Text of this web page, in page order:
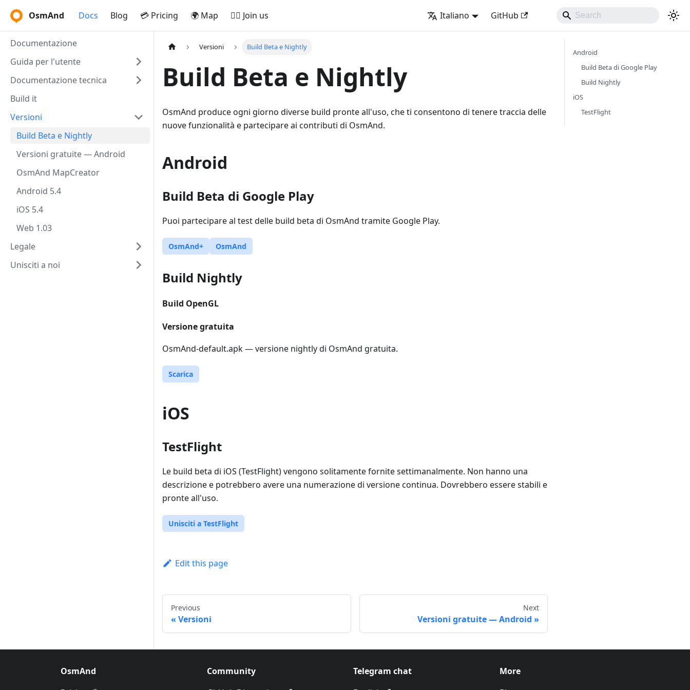
OsmAnd Docs Blog 💳 Pricing 🌍 Map 🚵‍♂️ Join us Italiano GitHub
Documentazione
Guida per l'utente
Documentazione tecnica
Build it
Versioni
Build Beta e Nightly
Versioni gratuite — Android
OsmAnd MapCreator
Android 5.4
iOS 5.4
Web 1.03
Legale
Unisciti a noi
Versioni Build Beta e Nightly
Build Beta e Nightly
OsmAnd produce ogni giorno diverse build pronte all'uso, che ti consentono di tenere traccia delle
nuove funzionalità e partecipare ai contributi di OsmAnd.
Android
Build Beta di Google Play
Puoi partecipare al test delle build beta di OsmAnd tramite Google Play.
OsmAnd+ OsmAnd
Build Nightly
Build OpenGL
Versione gratuita
OsmAnd-default.apk — versione nightly di OsmAnd gratuita.
Scarica
iOS
TestFlight
Le build beta di iOS (TestFlight) vengono solitamente fornite settimanalmente. Non hanno una
descrizione e potrebbero avere una numerazione di versione continua. Dovrebbero essere stabili e
pronte all'uso.
Unisciti a TestFlight
Edit this page
Previous
Versioni
Next
Versioni gratuite — Android
Android
Build Beta di Google Play
Build Nightly
iOS
TestFlight
OsmAnd
Community
Telegram chat
More